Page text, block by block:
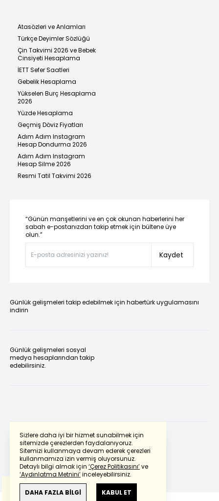
Sizlere daha iyi bir hizmet sunabilmek için
sitemizde çerezlerden faydalanıyoruz.
Sitemizi kullanmaya devam ederek çerezleri
kullanmamıza izin vermiş oluyorsunuz.
Detaylı bilgi almak için ‘Çerez Politikasını’ve
‘Aydınlatma Metnini’inceleyebilirsiniz.
DAHA FAZLA BİLGİ KABUL ET
Atasözleri ve Anlamları
Türkçe Deyimler Sözlüğü
Çin Takvimi 2026 ve Bebek
Cinsiyeti Hesaplama
İETT Sefer Saatleri
Gebelik Hesaplama
Yükselen Burç Hesaplama
2026
Yüzde Hesaplama
Geçmiş Döviz Fiyatları
Adım Adım Instagram
Hesap Dondurma 2026
Adım Adım Instagram
Hesap Silme 2026
Resmi Tatil Takvimi 2026
“Günün manşetlerini ve en çok okunan haberlerini her
sabah e-postanızdan takip etmek için bültene üye
olun.”
Kaydet
Günlük gelişmeleri takip edebilmek için habertürk uygulamasını
indirin
Günlük gelişmeleri sosyal
medya hesaplarından takip
edebilirsiniz.
Powered by Translate
Bu çevirideGoogle Transletekullanılmıştır.
Anlam ve çeviri hatalarından
haberturk.com